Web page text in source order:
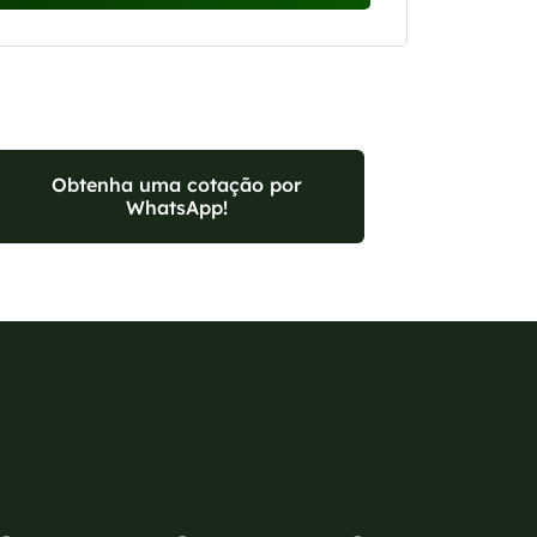
Obtenha uma cotação por
WhatsApp!